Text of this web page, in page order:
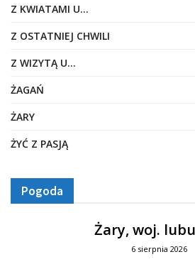
Z KWIATAMI U…
Z OSTATNIEJ CHWILI
Z WIZYTĄ U…
ŻAGAŃ
ŻARY
ŻYĆ Z PASJĄ
Pogoda
Żary, woj.
6 sierpnia 2026